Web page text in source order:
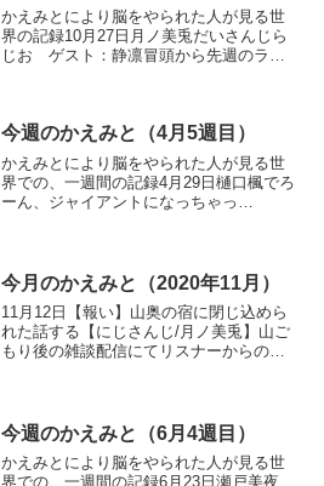
かえみとにより脳をやられた人が見る世
界の記録10月27日月ノ美兎だいさんじら
じお ゲスト：静凛冒頭から先週のラジ
也曰く一度会ったあと...
今週のかえみと（4月5週目）
かえみとにより脳をやられた人が見る世
界での、一週間の記録4月29日樋口楓でろ
ーん、ジャイアントになっちゃっ
時間あったから」と話した。...
今月のかえみと（2020年11月）
11月12日【報い】山奥の宿に閉じ込めら
れた話する【にじさんじ/月ノ美兎】山ご
もり後の雑談配信にてリスナーからのお
だらない質問でも深...
今週のかえみと（6月4週目）
かえみとにより脳をやられた人が見る世
界での、一週間の記録6月23日瀬戸美夜